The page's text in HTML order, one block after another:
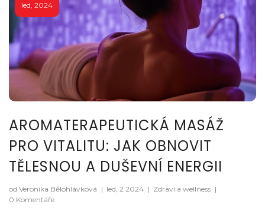
led, 2024
AROMATERAPEUTICKÁ MASÁŽ
PRO VITALITU: JAK OBNOVIT
TĚLESNOU A DUŠEVNÍ ENERGII
od Veronika Bělohlávková | led, 2 2024 | Zdraví a wellness |
0 Komentáře